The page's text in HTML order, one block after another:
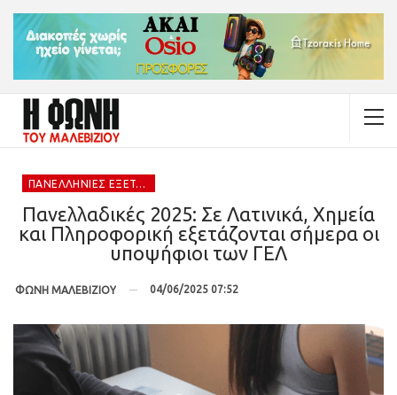
ΠΑΝΕΛΛΉΝΙΕΣ ΕΞΕΤΆΣΕΙΣ 2025
Πανελλαδικές 2025: Σε Λατινικά, Χημεία
και Πληροφορική εξετάζονται σήμερα οι
υποψήφιοι των ΓΕΛ
ΦΩΝΗ ΜΑΛΕΒΙΖΙΟΥ 04/06/2025 07:52